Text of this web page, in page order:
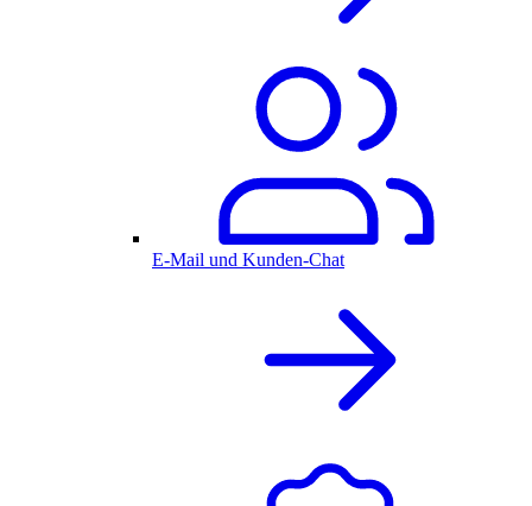
E-Mail und Kunden-Chat